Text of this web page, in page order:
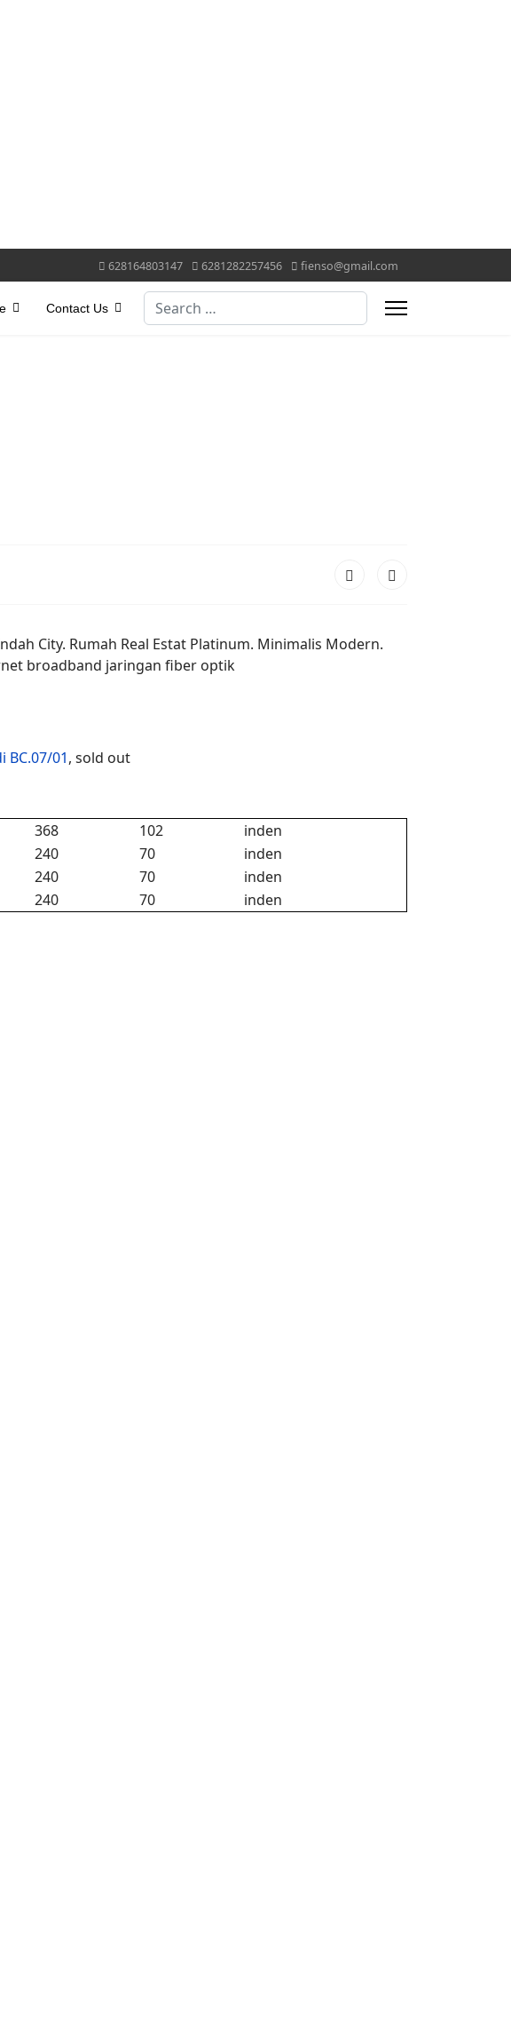
628164803147 6281282257456 fienso@gmail.com
Contact Us Search
City. Rumah Real Estat Platinum. Minimalis Modern.
broadband jaringan fiber optik
01, sold out
368 102
inden
240 70
inden
240 70
inden
240 70 inden